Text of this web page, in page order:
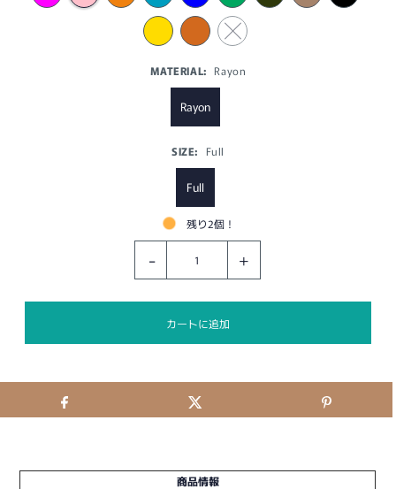
MATERIAL: Rayon
Rayon
SIZE: Full
Full
残り2個！
- +
商品情報